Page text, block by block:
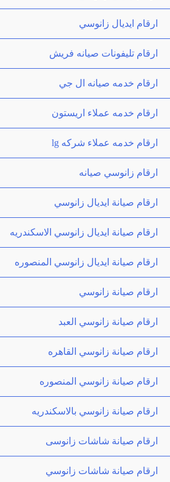
ارقام ايديال زانوسي
ارقام تليفونات صيانه فريش
ارقام خدمه صيانه ال جي
ارقام خدمه عملاء اريستون
ارقام خدمه عملاء شركه lg
ارقام زانوسي صيانه
ارقام صيانة ايديال زانوسي
ارقام صيانة ايديال زانوسي الاسكندريه
ارقام صيانة ايديال زانوسي المنصوره
ارقام صيانة زانوسي
ارقام صيانة زانوسي العبد
ارقام صيانة زانوسي القاهره
ارقام صيانة زانوسي المنصوره
ارقام صيانة زانوسي بالاسكندريه
ارقام صيانة شاشات زانوسى
ارقام صيانة شاشات زانوسي